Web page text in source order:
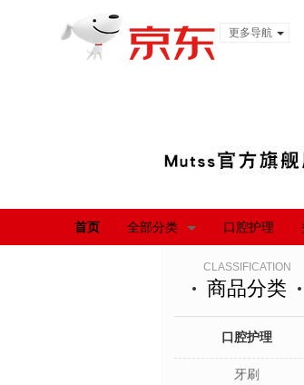
更多导航
首页 全部分类 口腔护理
CLASSIFICATION
商品分类
口腔护理
牙刷